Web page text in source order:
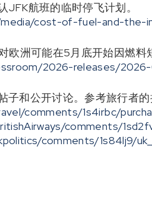
JFK航班的临时停飞计划。
media/cost-of-fuel-and-
欧洲可能在5月底开始因燃料
2026-releases/
子和公开讨论。参考旅行者
comments/1s4irbc/
comments/
comments/1s84lj9/